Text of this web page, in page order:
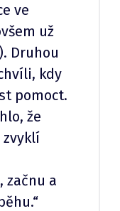
ve
už
Druhou
kdy
pomoct.
že
začnu a